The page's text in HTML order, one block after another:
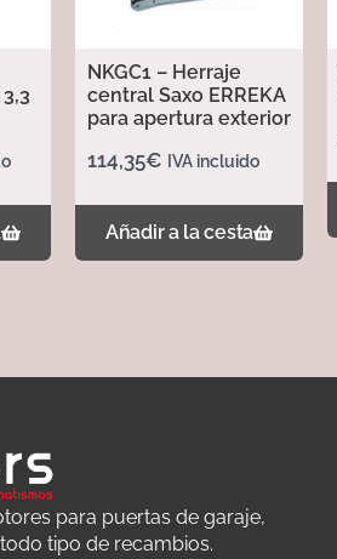
NKGC1 – Herraje
central Saxo ERREKA
para apertura exterior
114,35€ IVA incluido
Añadir a la cesta
para puertas de garaje,
tipo de recambios.